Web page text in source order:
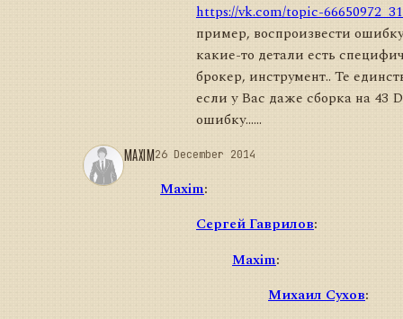
https://vk.com/topic-
пример, воспроизвести
какие-то детали есть
брокер, инструмент.. Те
если у Вас даже сборка на 43
ошибку......
MAXIM26 December 2014
Maxim:
Сергей Гаврилов:
Maxim:
Михаил Сухов: